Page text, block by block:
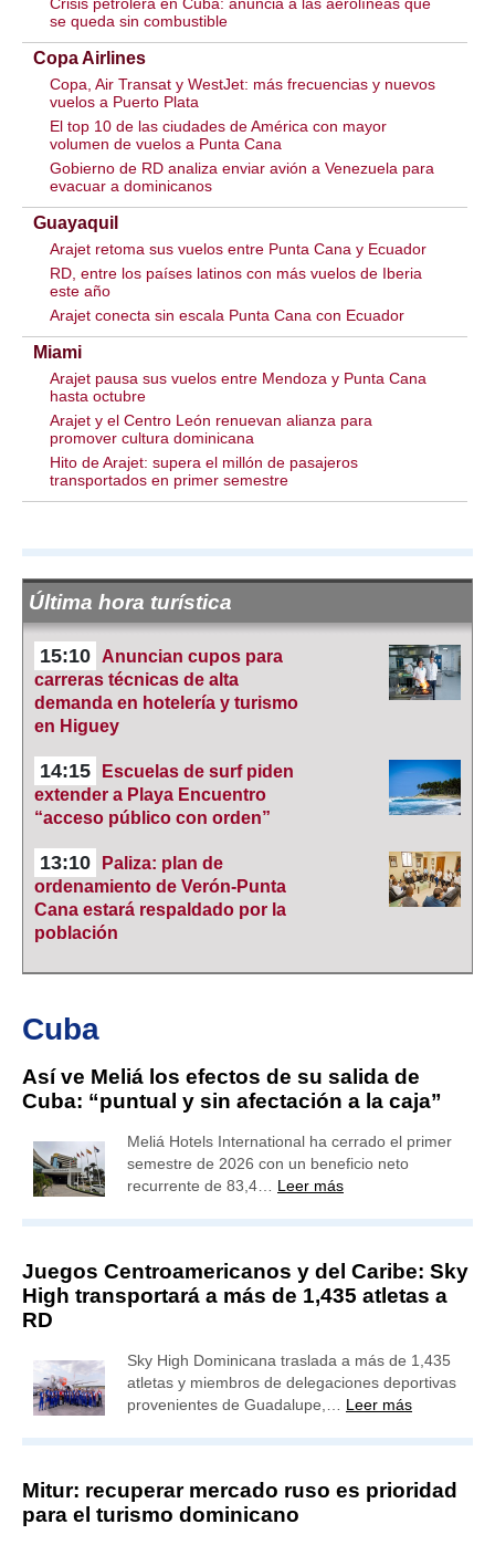
Crisis petrolera en Cuba: anuncia a las aerolíneas que
se queda sin combustible
Copa Airlines
Copa, Air Transat y WestJet: más frecuencias y nuevos
vuelos a Puerto Plata
El top 10 de las ciudades de América con mayor
volumen de vuelos a Punta Cana
Gobierno de RD analiza enviar avión a Venezuela para
evacuar a dominicanos
Guayaquil
Arajet retoma sus vuelos entre Punta Cana y Ecuador
RD, entre los países latinos con más vuelos de Iberia
este año
Arajet conecta sin escala Punta Cana con Ecuador
Miami
Arajet pausa sus vuelos entre Mendoza y Punta Cana
hasta octubre
Arajet y el Centro León renuevan alianza para
promover cultura dominicana
Hito de Arajet: supera el millón de pasajeros
transportados en primer semestre
Última hora turística
15:10
Anuncian cupos para
carreras técnicas de alta
demanda en hotelería y turismo
en Higuey
14:15
Escuelas de surf piden
extender a Playa Encuentro
“acceso público con orden”
13:10
Paliza: plan de
ordenamiento de Verón-Punta
Cana estará respaldado por la
población
Cuba
Así ve Meliá los efectos de su salida de
Cuba: “puntual y sin afectación a la caja”
Meliá Hotels International ha cerrado el primer
semestre de 2026 con un beneficio neto
recurrente de 83,4… Leer más
Juegos Centroamericanos y del Caribe: Sky
High transportará a más de 1,435 atletas a
RD
Sky High Dominicana traslada a más de 1,435
atletas y miembros de delegaciones deportivas
provenientes de Guadalupe,… Leer más
Mitur: recuperar mercado ruso es prioridad
para el turismo dominicano